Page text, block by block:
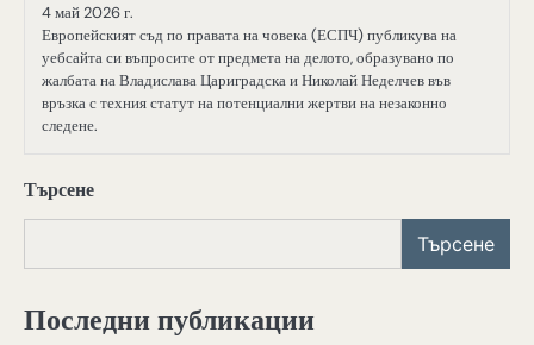
4 май 2026 г.
Европейският съд по правата на човека (ЕСПЧ) публикува на
уебсайта си въпросите от предмета на делото, образувано по
жалбата на Владислава Цариградска и Николай Неделчев във
връзка с техния статут на потенциални жертви на незаконно
следене.
Търсене
Търсене
Последни публикации